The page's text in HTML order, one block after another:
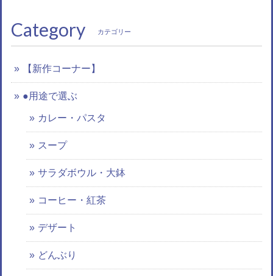
Category カテゴリー
【新作コーナー】
●用途で選ぶ
カレー・パスタ
スープ
サラダボウル・大鉢
コーヒー・紅茶
デザート
どんぶり